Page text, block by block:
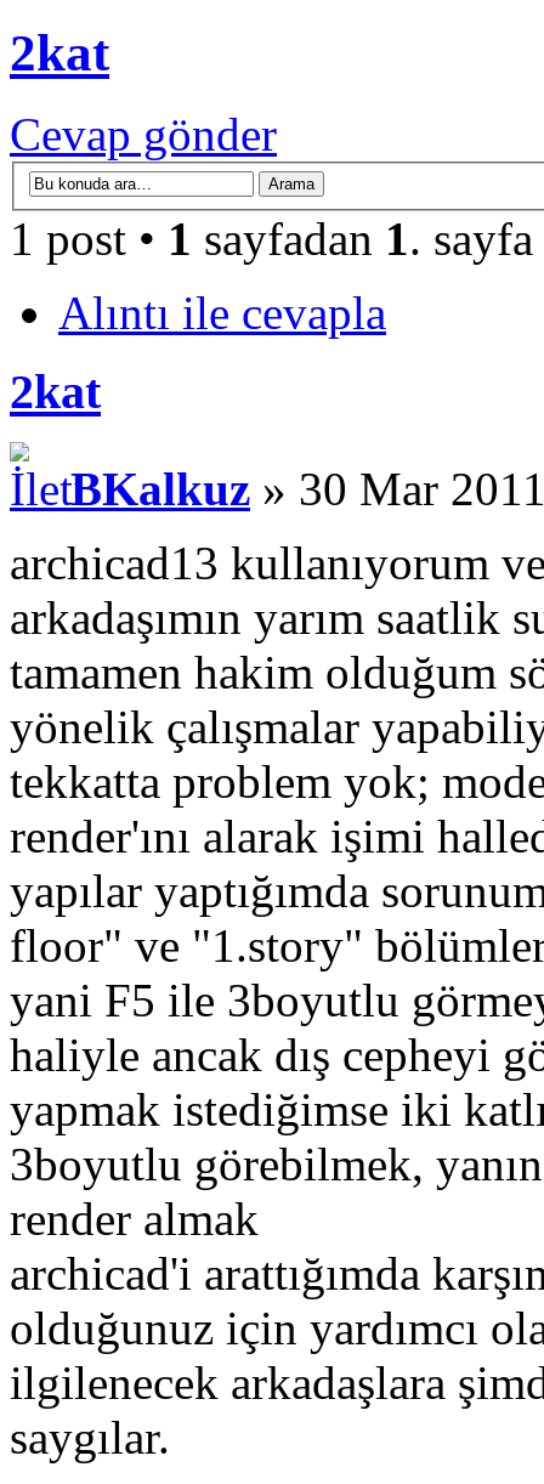
2kat
Cevap gönder
1 post • 1 sayfadan 1. sayfa
Alıntı ile cevapla
2kat
BKalkuz » 30 Mar
archicad13 kullanıyorum
arkadaşımın yarım saatlik
tamamen hakim olduğum
yönelik çalışmalar
tekkatta problem yok;
render'ını alarak işimi
yapılar yaptığımda
floor" ve "1.story"
yani F5 ile 3boyutlu
haliyle ancak dış cepheyi
yapmak istediğimse iki
3boyutlu görebilmek,
render almak
archicad'i arattığımda
olduğunuz için yardımcı
ilgilenecek arkadaşlara
saygılar.